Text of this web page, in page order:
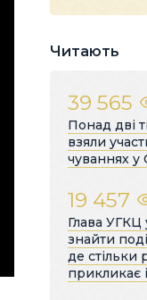
Читають
39 565
Понад дві
взяли
чуваннях у
19 457
Глава УГКЦ
знайти
де стільки
прикликає